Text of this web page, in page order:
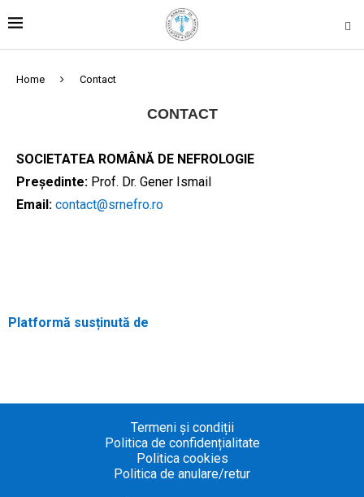
Home Contact
CONTACT
SOCIETATEA ROMÂNĂ DE NEFROLOGIE
Președinte: Prof. Dr. Gener Ismail
Email: contact@srnefro.ro
Platformă susținută de
Termeni și condiții
Politica de confidențialitate
Politica cookies
Politica de anulare/retur